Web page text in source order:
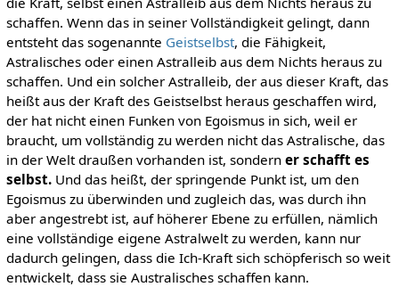
schaffen. Wenn das in seiner Vollständigkeit gelingt, dann
entsteht das sogenannte Geistselbst, die Fähigkeit,
Astralisches oder einen Astralleib aus dem Nichts heraus zu
schaffen. Und ein solcher Astralleib, der aus dieser Kraft, das
heißt aus der Kraft des Geistselbst heraus geschaffen wird,
der hat nicht einen Funken von Egoismus in sich, weil er
braucht, um vollständig zu werden nicht das Astralische, das
in der Welt draußen vorhanden ist, sondern er schafft es
selbst.Und das heißt, der springende Punkt ist, um den
Egoismus zu überwinden und zugleich das, was durch ihn
aber angestrebt ist, auf höherer Ebene zu erfüllen, nämlich
eine vollständige eigene Astralwelt zu werden, kann nur
dadurch gelingen, dass die Ich-Kraft sich schöpferisch so weit
entwickelt, dass sie Australisches schaffen kann.